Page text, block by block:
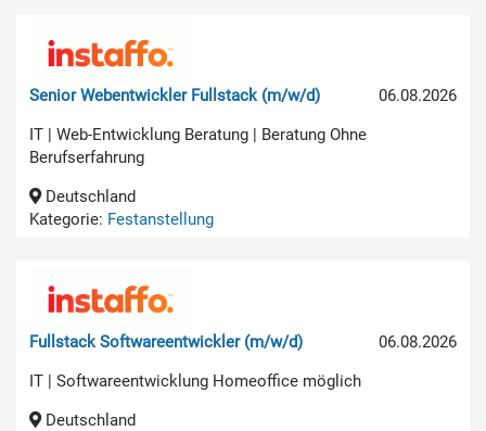
06.08.2026
Senior Webentwickler Fullstack (m/w/d)
IT | Web-Entwicklung Beratung | Beratung Ohne
Berufserfahrung
Deutschland
Kategorie: Festanstellung
06.08.2026
Fullstack Softwareentwickler (m/w/d)
IT | Softwareentwicklung Homeoffice möglich
Deutschland